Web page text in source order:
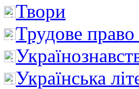
Твори
Трудове
Українська